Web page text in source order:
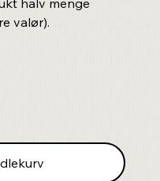
halv menge
valør).